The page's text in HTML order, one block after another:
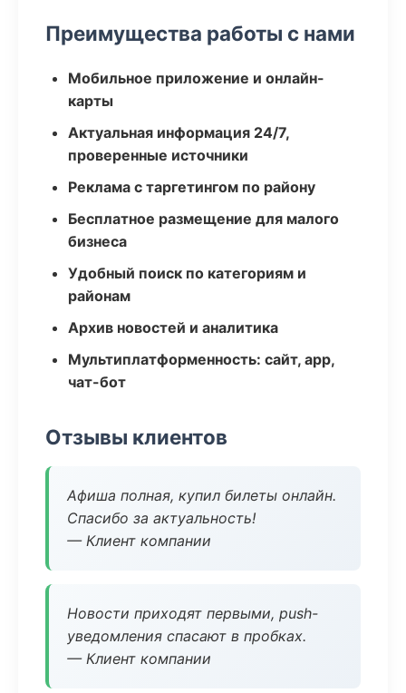
Преимущества работы с нами
Мобильное приложение и онлайн-
карты
Актуальная информация 24/7,
проверенные источники
Реклама с таргетингом по району
Бесплатное размещение для малого
бизнеса
Удобный поиск по категориям и
районам
Архив новостей и аналитика
Мультиплатформенность: сайт, app,
чат-бот
Отзывы клиентов
Афиша полная, купил билеты онлайн.
Спасибо за актуальность!
— Клиент компании
Новости приходят первыми, push-
уведомления спасают в пробках.
— Клиент компании